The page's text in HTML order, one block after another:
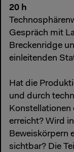
20 h
Gespräch mit
Breckenridge
einleitenden
Hat die
und durch
Konstellationen
erreicht? Wird
Beweiskörpern
sichtbar? Die